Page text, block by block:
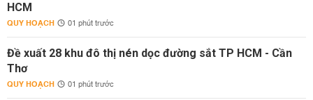
HCM
QUY HOẠCH 01 phút trước
Đề xuất 28 khu đô thị nén dọc đường sắt TP HCM - Cần
Thơ
QUY HOẠCH 01 phút trước